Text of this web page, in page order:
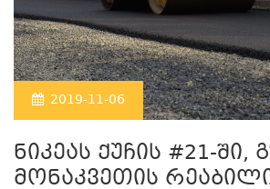
2019-11-06
ნიკეას ქუჩის #21-ში,
მონაკვეთის